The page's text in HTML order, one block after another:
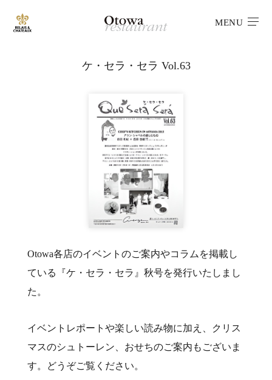
MENU
ケ・セラ・セラ Vol.63
Otowa各店のイベントのご案内やコラムを掲載し
ている『ケ・セラ・セラ』秋号を発行いたしまし
た。
イベントレポートや楽しい読み物に加え、クリス
マスのシュトーレン、おせちのご案内もございま
す。どうぞご覧ください。